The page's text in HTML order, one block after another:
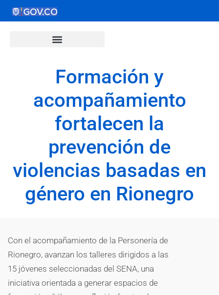
Formación y
acompañamiento
fortalecen la
prevención de
violencias basadas en
género en Rionegro
Con el acompañamiento de la Personería de
Rionegro, avanzan los talleres dirigidos a las
15 jóvenes seleccionadas del SENA, una
iniciativa orientada a generar espacios de